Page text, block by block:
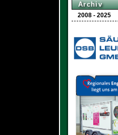
Archiv
2008 - 2025